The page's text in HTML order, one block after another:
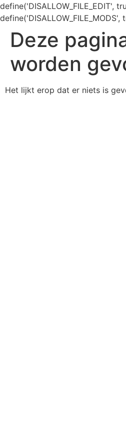
define('DISALLOW_FILE_EDIT',
define('DISALLOW_FILE_MODS',
Deze
worden
Het lijkt erop dat er niets is